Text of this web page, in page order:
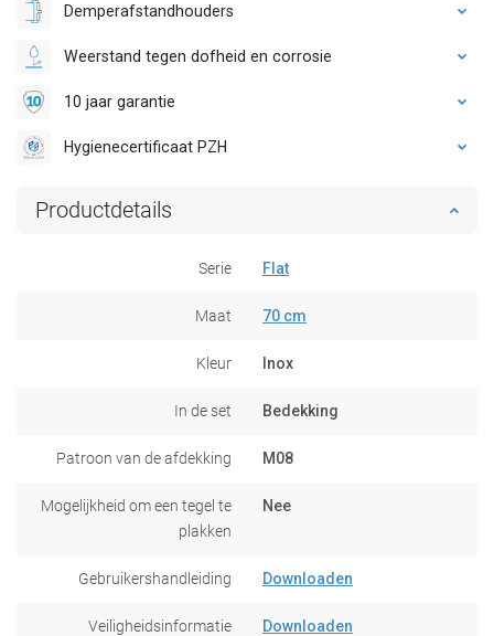
Demperafstandhouders
Weerstand tegen dofheid en corrosie
10 jaar garantie
Hygienecertificaat PZH
Productdetails
Serie Flat
Maat 70 cm
Kleur Inox
In de set Bedekking
Patroon van de afdekking M08
Mogelijkheid om een tegel te
plakken
Nee
Gebruikershandleiding Downloaden
Veiligheidsinformatie Downloaden